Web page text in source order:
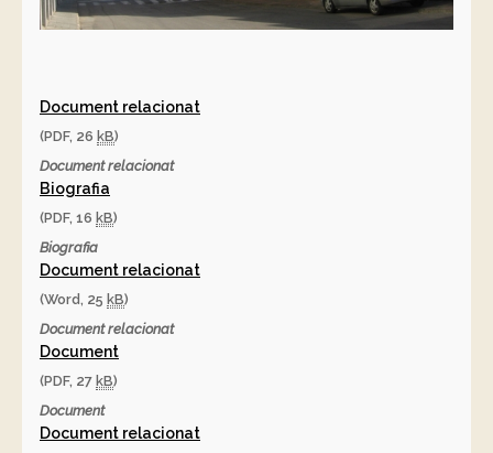
Document relacionat
(PDF, 26 kB)
Document relacionat
Biografia
(PDF, 16 kB)
Biografia
Document relacionat
(Word, 25 kB)
Document relacionat
Document
(PDF, 27 kB)
Document
Document relacionat